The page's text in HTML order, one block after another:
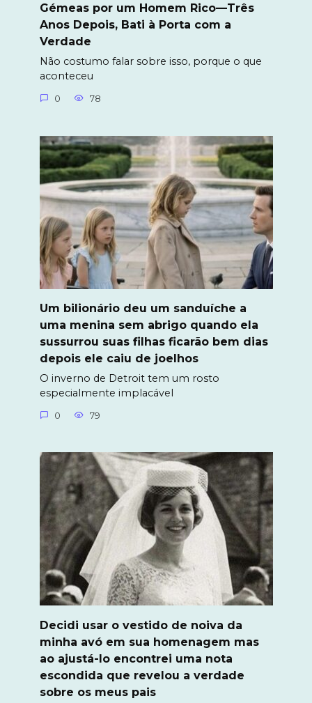
Gémeas por um Homem Rico—Três
Anos Depois, Bati à Porta com a
Verdade
Não costumo falar sobre isso, porque o que
aconteceu
0 78
Um bilionário deu um sanduíche a
uma menina sem abrigo quando ela
sussurrou suas filhas ficarão bem dias
depois ele caiu de joelhos
O inverno de Detroit tem um rosto
especialmente implacável
0 79
Decidi usar o vestido de noiva da
minha avó em sua homenagem mas
ao ajustá-lo encontrei uma nota
escondida que revelou a verdade
sobre os meus pais